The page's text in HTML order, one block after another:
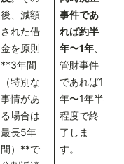
後、減額
された借
金を原則
**3年間
（特別な
事情があ
る場合は
最長5年
間）**で
事件であ
れば約半
年〜1年
管財事件
であれば1
年〜1年半
程度で終
了しま
す。